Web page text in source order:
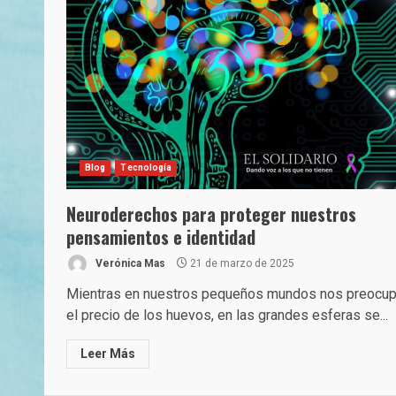
Blog Tecnología
Neuroderechos para proteger nuestros
pensamientos e identidad
Verónica Mas 21 de marzo de 2025
Mientras en nuestros pequeños mundos nos
el precio de los huevos, en las grandes esferas se...
Leer Más